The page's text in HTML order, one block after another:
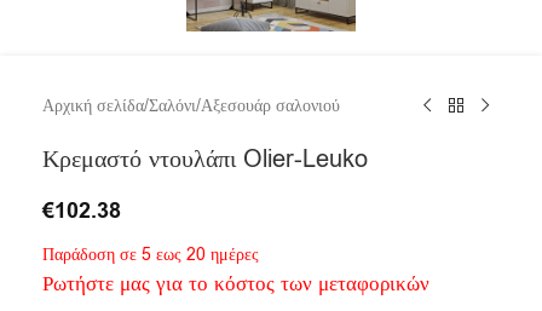
Αρχική σελίδα/Σαλόνι/Αξεσουάρ σαλονιού
Κρεμαστό ντουλάπι Olier-Leuko
€102.38
Παράδοση σε 5 εως 20 ημέρες
Ρωτήστε μας για το κόστος των μεταφορικών